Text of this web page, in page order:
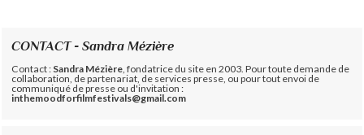
CONTACT - Sandra Mézière
Contact : Sandra Mézière , fondatrice du site en 2003. Pour toute demande de
collaboration, de partenariat, de services presse, ou pour tout envoi de
communiqué de presse ou d'invitation :
inthemoodforfilmfestivals@gmail.com